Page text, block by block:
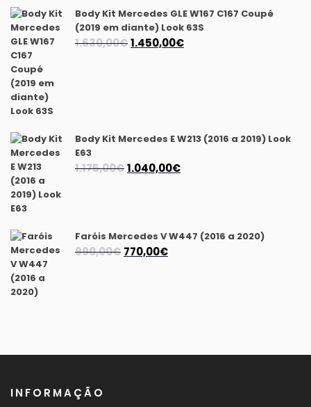
era:
940,00€.
é:
870,00€.
Body Kit Mercedes GLE W167 C167 Coupé
(2019 em diante) Look 63S
1.630,00€O
1.450,00€O
Body Kit Mercedes E W213 (2016 a 2019) Look
E63
1.175,00€O
1.175,00€.
1.040,00€O
1.040,00€.
Faróis Mercedes V W447 (2016 a 2020)
990,00€ O
770,00€O
INFORMAÇÃO